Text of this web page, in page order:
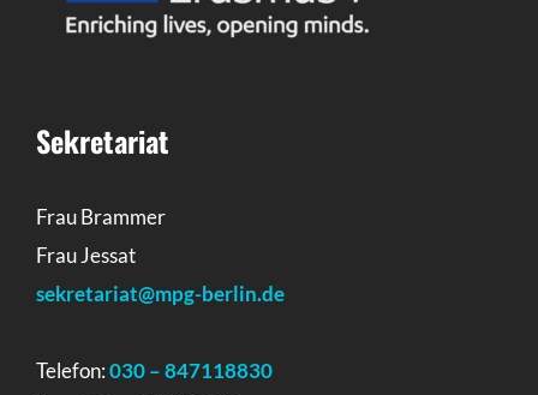
Sekretariat
Frau Brammer
Frau Jessat
sekretariat@mpg-berlin.de
Telefon:030 – 847118830